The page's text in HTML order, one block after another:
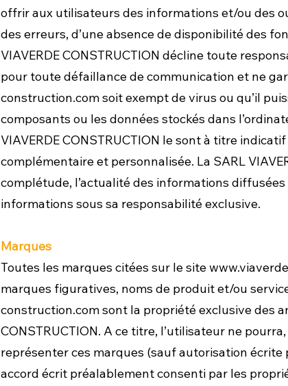
offrir aux utilisateurs des informations et/ou des
des erreurs, d’une absence de disponibilité des
VIAVERDE CONSTRUCTION décline toute
pour toute défaillance de communication et ne
construction.comsoit exempt de virus ou qu’il
composants ou les données stockés dans
VIAVERDE CONSTRUCTION le sont à titre
complémentaire et personnalisée. La SARL
complétude, l’actualité des informations
informations sous sa responsabilité exclusive.
Marques​
​Toutes les marques citées sur le site
marques figuratives, noms de produit et/ou
construction.comsont la propriété exclusive des
CONSTRUCTION. A ce titre, l’utilisateur ne
représenter ces marques (sauf autorisation
accord écrit préalablement consenti par les